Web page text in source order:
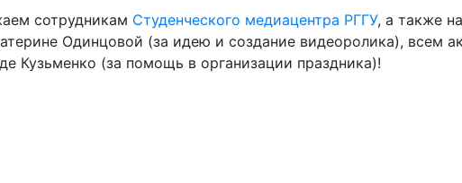
сотрудникам Студенческого медиацентра РГГУ, а также
Одинцовой (за идею и создание видеоролика), всем
Кузьменко (за помощь в организации праздника)!